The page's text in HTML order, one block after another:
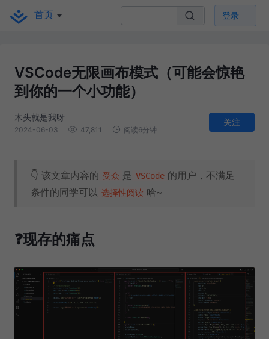
首页 登录
VSCode无限画布模式（可能会惊艳
到你的一个小功能）
木头就是我呀
2024-06-03 47,811 阅读6分钟
关注
👇 该文章内容的 受众 是 VSCode 的用户，不满足
条件的同学可以 选择性阅读 哈~
❓现存的痛点